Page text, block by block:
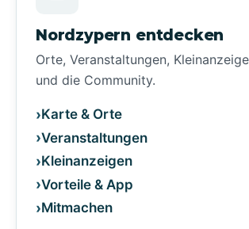
Nordzypern entdecken
Orte, Veranstaltungen,
und die Community.
Karte & Orte
Veranstaltungen
Kleinanzeigen
Vorteile & App
Mitmachen